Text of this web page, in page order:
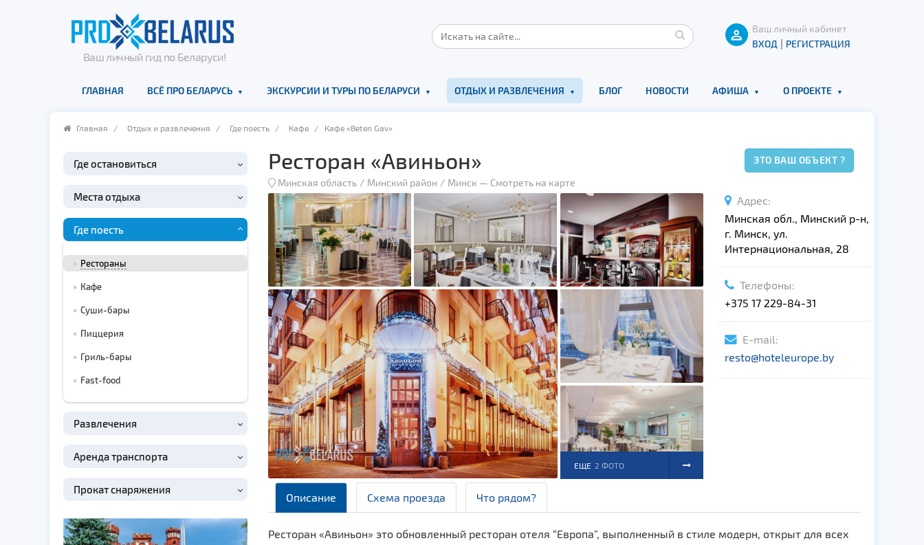
Ваш личный гид по Беларуси!
Ваш личный кабинет
ВХОД | РЕГИСТРАЦИЯ
ГЛАВНАЯ ВСЁ ПРО БЕЛАРУСЬ ЭКСКУРСИИ И ТУРЫ ПО БЕЛАРУСИ ОТДЫХ И РАЗВЛЕЧЕНИЯ БЛОГ НОВОСТИ АФИША О ПРОЕКТЕ
Главная / Отдых и развлечения / Где поесть / Кафе / Кафе «Beten Gav»
Где остановиться
Места отдыха
Где поесть
Рестораны
Кафе
Суши-бары
Пиццерия
Гриль-бары
Fast-food
Развлечения
Аренда транспорта
Прокат снаряжения
ЭТО ВАШ ОБЪЕКТ ?
Ресторан «Авиньон»
Минская область Минский район Минск — Смотреть на карте
ЕЩЕ 2 ФОТО
Адрес:
Минская обл., Минский р-н,
г. Минск, ул.
Интернациональная, 28
Телефоны:
+375 17 229-84-31
E-mail:
resto@hoteleurope.by
Описание Схема проезда Что рядом?
Ресторан «Авиньон» это обновленный ресторан отеля “Европа”, выполненный в стиле модерн, открыт для всех